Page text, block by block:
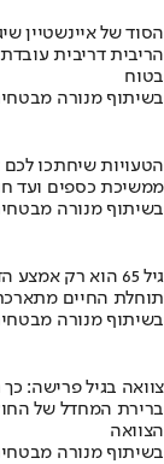
הסוד של איינשטיין
הריבית דריבית
בטוח
בשיתוף מנורה
הטעויות שיחתכו
ממשיכת כספים ועד
בשיתוף מנורה
גיל 65 הוא רק אמצע הדרך להשקעה
תוחלת החיים מתארכת
בשיתוף מנורה
צוואה בגיל פרישה: כך
ברירת המחדל של
הצוואה
בשיתוף מנורה